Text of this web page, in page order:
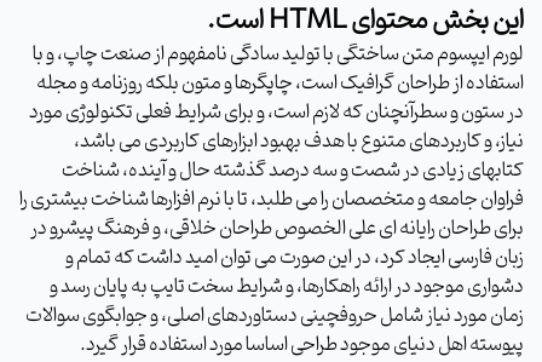
این بخش محتوای HTML است.
لورم ایپسوم متن ساختگی با تولید سادگی نامفهوم از صنعت چاپ، و با
استفاده از طراحان گرافیک است، چاپگرها و متون بلکه روزنامه و مجله
در ستون و سطرآنچنان که لازم است، و برای شرایط فعلی تکنولوژی مورد
نیاز، و کاربردهای متنوع با هدف بهبود ابزارهای کاربردی می باشد،
کتابهای زیادی در شصت و سه درصد گذشته حال و آینده، شناخت
فراوان جامعه و متخصصان را می طلبد، تا با نرم افزارها شناخت بیشتری را
برای طراحان رایانه ای علی الخصوص طراحان خلاقی، و فرهنگ پیشرو در
زبان فارسی ایجاد کرد، در این صورت می توان امید داشت که تمام و
دشواری موجود در ارائه راهکارها، و شرایط سخت تایپ به پایان رسد و
زمان مورد نیاز شامل حروفچینی دستاوردهای اصلی، و جوابگوی سوالات
پیوسته اهل دنیای موجود طراحی اساسا مورد استفاده قرار گیرد.